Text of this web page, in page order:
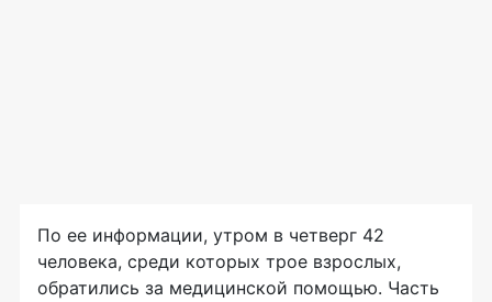
По ее информации, утром в четверг 42
человека, среди которых трое взрослых,
обратились за медицинской помощью. Часть